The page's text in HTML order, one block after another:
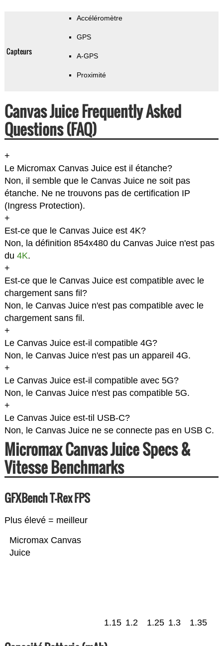
Capteurs
Accéléromètre
GPS
A-GPS
Proximité
Canvas Juice Frequently Asked
Questions (FAQ)
+
Le Micromax Canvas Juice est il étanche?
Non, il semble que le Canvas Juice ne soit pas
étanche. Ne ne trouvons pas de certification IP
(Ingress Protection).
+
Est-ce que le Canvas Juice est 4K?
Non, la définition 854x480 du Canvas Juice n'est pas
du 4K.
+
Est-ce que le Canvas Juice est compatible avec le
chargement sans fil?
Non, le Canvas Juice n'est pas compatible avec le
chargement sans fil.
+
Le Canvas Juice est-il compatible 4G?
Non, le Canvas Juice n'est pas un appareil 4G.
+
Le Canvas Juice est-il compatible avec 5G?
Non, le Canvas Juice n'est pas compatible 5G.
+
Le Canvas Juice est-til USB-C?
Non, le Canvas Juice ne se connecte pas en USB C.
Micromax Canvas Juice Specs &
Vitesse Benchmarks
GFXBench T-Rex FPS
Plus élevé = meilleur
Micromax Canvas
Juice
1.15 1.2 1.25 1.3 1.35